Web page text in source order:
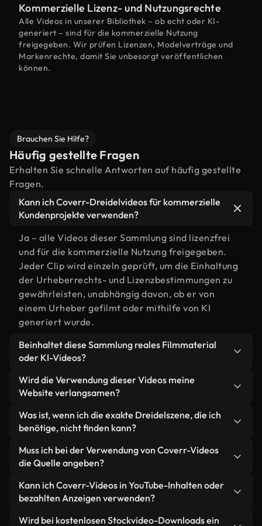
Kommerzielle Lizenz- und Nutzungsrechte
Alle Videos in unserer Bibliothek – ob echt oder KI-
generiert – sind für die kommerzielle Nutzung
freigegeben. Wir prüfen Lizenzen, Modelverträge und
Markenrechte, damit Sie unbesorgt veröffentlichen
können.
Brauchen Sie Hilfe?
Häufig gestellte Fragen
Erhalten Sie schnelle Antworten auf häufig gestellte
Fragen.
Kann ich Coverr-Dreidelvideos für kommerzielle
Kundenprojekte verwenden?
Ja – alle Videos dieser Sammlung sind lizenzfrei
und für die kommerzielle Nutzung freigegeben.
Jeder Clip wird einzeln geprüft, um die Einhaltung
der Urheberrechts- und Lizenzbestimmungen zu
gewährleisten, unabhängig davon, ob er von
einem Urheber gefilmt oder mithilfe von KI
generiert wurde.
Beinhaltet diese Sammlung reales Filmmaterial
oder KI-Videos?
Beides. Es handelt sich um eine Hybridbibliothek
aus realen, von Menschen aufgenommenen
generierten Videos. Jedes Video ist eindeutig
beschriftet, sodass Sie immer wissen, was Sie
verwenden.
Wird die Verwendung dieser Videos meine
Website verlangsamen?
Nicht, wenn Sie unsere optimierten Versionen
wählen. Wir bieten schlanke, webfähige Formate,
wurden – so bleibt die Qualität hoch, während
gleichzeitig die Ladezeiten minimiert und
Kennzahlen wie LCP verbessert werden.
Was ist, wenn ich die exakte Dreidelszene, die ich
benötige, nicht finden kann?
Mit Coverr AI Studio erstellen Sie im
Handumdrehen ein solches Video. Beschreiben Sie
Sonnenuntergang" – und das Studio generiert
innerhalb von Sekunden ein individuelles Video für
Sie, das unseren Lizenzbestimmungen entspricht.
Muss ich bei der Verwendung von Coverr-Videos
die Quelle angeben?
Eine Namensnennung ist nicht erforderlich. Alle
Videos in unserer Stockbibliothek sind lizenzfrei
verwendet werden – wir freuen uns aber immer
Kann ich Coverr-Videos in YouTube-Inhalten oder
bezahlten Anzeigen verwenden?
Ja. Sämtliches Stockmaterial von Coverr darf in
Wird bei kostenlosen Stockvideo-Downloads ein